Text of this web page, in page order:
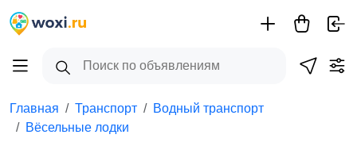
Главная Транспорт
Водный транспорт
Вёсельные лодки